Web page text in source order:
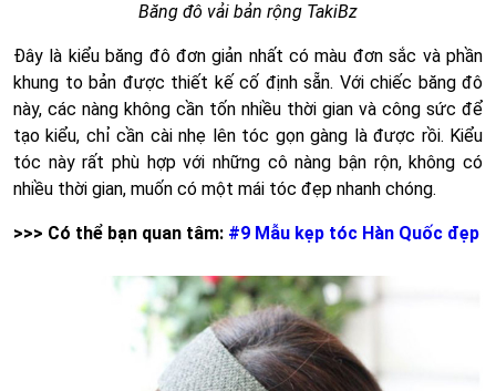
Băng đô vải bản rộng TakiBz
Đây là kiểu băng đô đơn giản nhất có màu đơn sắc và phần
khung to bản được thiết kế cố định sẵn. Với chiếc băng đô
này, các nàng không cần tốn nhiều thời gian và công sức để
tạo kiểu, chỉ cần cài nhẹ lên tóc gọn gàng là được rồi. Kiểu
tóc này rất phù hợp với những cô nàng bận rộn, không có
nhiều thời gian, muốn có một mái tóc đẹp nhanh chóng.
>>> Có thể bạn quan tâm: #9 Mẫu kẹp tóc Hàn Quốc đẹp